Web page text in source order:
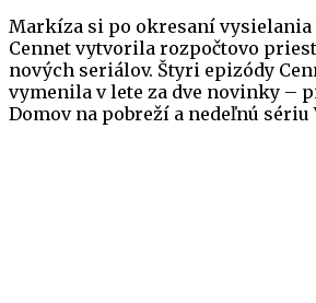
Markíza si po okresaní
Cennet vytvorila rozpočtovo
nových seriálov. Štyri epizódy
vymenila v lete za dve novinky –
Domov na pobreží a nedeľnú